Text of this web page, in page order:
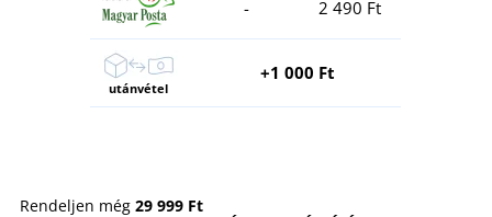
- 2 490 Ft
utánvétel
+1 000 Ft
Rendeljen még 29 999 Ft